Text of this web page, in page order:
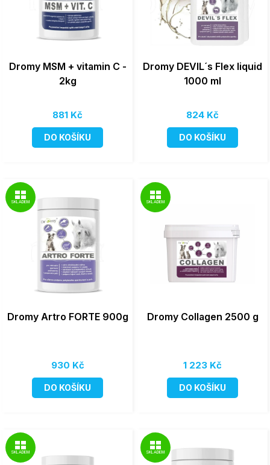
Dromy MSM + vitamin C -
2kg
881 Kč
DO KOŠÍKU
Dromy DEVIL´s Flex liquid
1000 ml
824 Kč
DO KOŠÍKU
SKLADEM
Dromy Artro FORTE 900g
930 Kč
DO KOŠÍKU
SKLADEM
Dromy Collagen 2500 g
1 223 Kč
DO KOŠÍKU
SKLADEM SKLADEM